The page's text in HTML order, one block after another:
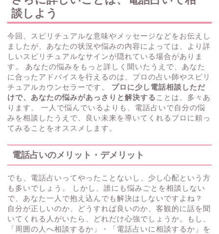
談しよう
今回、スピリチュアルな意味やメッセージなどをお伝えし
ましたが、あなたの状況や悩みの内容によっては、より詳
しいスピリチュアルなサインが隠れている場合がありま
す。 あなたの悩みをもっと詳しく聞いたうえで、あなた
に合ったアドバイスを行えるのは、プロの占い師やスピリ
チュアルカウンセラーです。 プロに少し電話相談しただ
けで、あなたの悩みがあっさりと解決する ことは、多々あ
ります。 一人で悩んでいるよりも、電話占いで自分の悩
みを相談したうえで、良い未来を導いてくれるプロに頼っ
てみることをオススメします。
電話占いのメリット・デメリット
でも、電話占いってやったことないし、少し心配という方
も多いでしょう。 しかし、誰にも悩みごとを相談しない
で、あなた一人で抱え込んでも解決はしないですよね？
自分が正しいのか、どうすれば良いのか、客観的に話を聞
いてくれる人がいたら、どれだけ心強でしょうか。もし、
「周囲の人へ相談するか」・「電話占いに相談するか」を